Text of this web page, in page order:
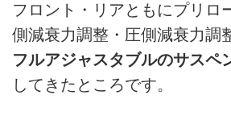
フロント・リアともにプリロ
側減衰力調整・圧側減衰力調
フルアジャスタブルのサスペ
してきたところです。